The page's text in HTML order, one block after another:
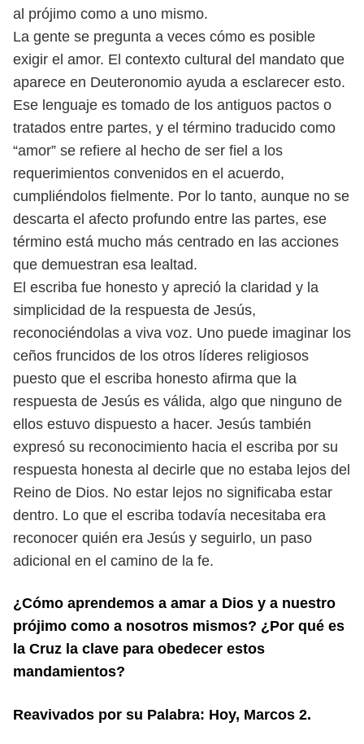
al prójimo como a uno mismo.
La gente se pregunta a veces cómo es posible
exigir el amor. El contexto cultural del mandato que
aparece en Deuteronomio ayuda a esclarecer esto.
Ese lenguaje es tomado de los antiguos pactos o
tratados entre partes, y el término traducido como
“amor” se refiere al hecho de ser fiel a los
requerimientos convenidos en el acuerdo,
cumpliéndolos fielmente. Por lo tanto, aunque no se
descarta el afecto profundo entre las partes, ese
término está mucho más centrado en las acciones
que demuestran esa lealtad.
El escriba fue honesto y apreció la claridad y la
simplicidad de la respuesta de Jesús,
reconociéndolas a viva voz. Uno puede imaginar los
ceños fruncidos de los otros líderes religiosos
puesto que el escriba honesto afirma que la
respuesta de Jesús es válida, algo que ninguno de
ellos estuvo dispuesto a hacer. Jesús también
expresó su reconocimiento hacia el escriba por su
respuesta honesta al decirle que no estaba lejos del
Reino de Dios. No estar lejos no significaba estar
dentro. Lo que el escriba todavía necesitaba era
reconocer quién era Jesús y seguirlo, un paso
adicional en el camino de la fe.
¿Cómo aprendemos a amar a Dios y a nuestro
prójimo como a nosotros mismos? ¿Por qué es
la Cruz la clave para obedecer estos
mandamientos?
Reavivados por su Palabra: Hoy, Marcos 2.